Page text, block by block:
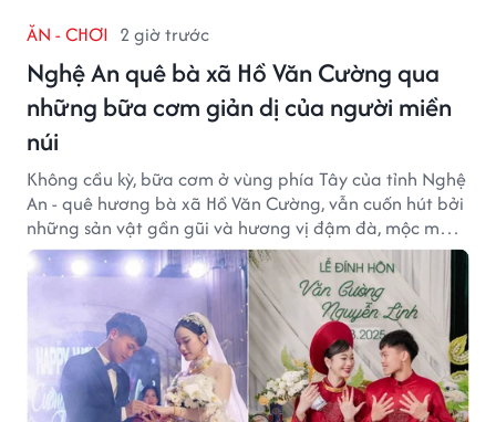
ĂN - CHƠI 2 giờ trước
Nghệ An quê bà xã Hồ Văn Cường qua
những bữa cơm giản dị của người miền
núi
Không cầu kỳ, bữa cơm ở vùng phía Tây của tỉnh Nghệ
An - quê hương bà xã Hồ Văn Cường, vẫn cuốn hút bởi
những sản vật gần gũi và hương vị đậm đà, mộc mạc
của núi rừng.